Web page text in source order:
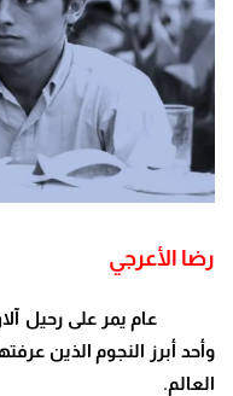
رضا الأعرجي
عام يمر على رحيل
وأحد أبرز النجوم الذين
العالم.